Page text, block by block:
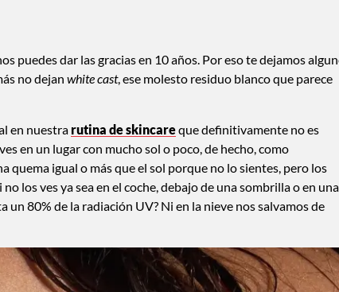
puedes dar las gracias en 10 años. Por eso te dejamos
no dejan white cast, ese molesto residuo blanco que parece
en nuestra rutina de skincareque definitivamente no es
en un lugar con mucho sol o poco, de hecho, como
quema igual o más que el sol porque no lo sientes, pero los
los ves ya sea en el coche, debajo de una sombrilla o en una
un 80% de la radiación UV? Ni en la nieve nos salvamos de